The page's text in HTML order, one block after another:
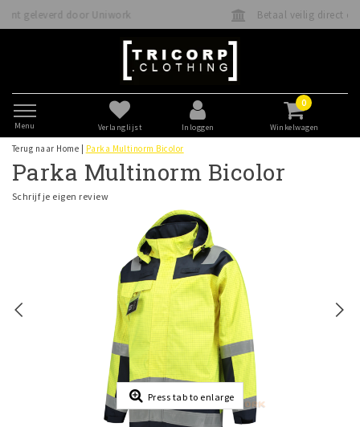
Betaal veilig direct of achteraf met Klarna
Menu Verlanglijst Inloggen
0
Winkelwagen
Terug naar Home Parka Multinorm Bicolor
Parka Multinorm Bicolor
Schrijf je eigen review
Press tab to enlarge